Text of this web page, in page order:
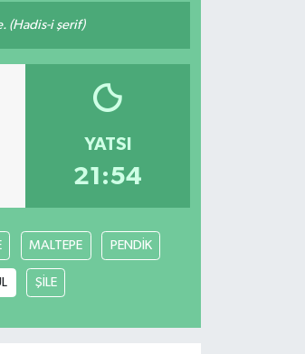
(Hadis-i şerif)
YATSI
21:54
MALTEPE PENDİK
ŞİLE